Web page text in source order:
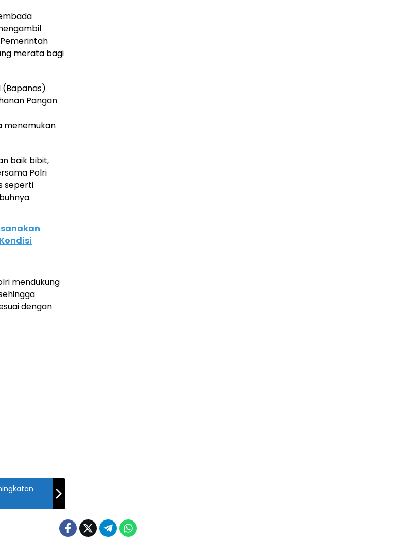
merata bagi
(Bapanas)
Pangan
menemukan
baik bibit,
Polri
seperti
mendukung
dengan